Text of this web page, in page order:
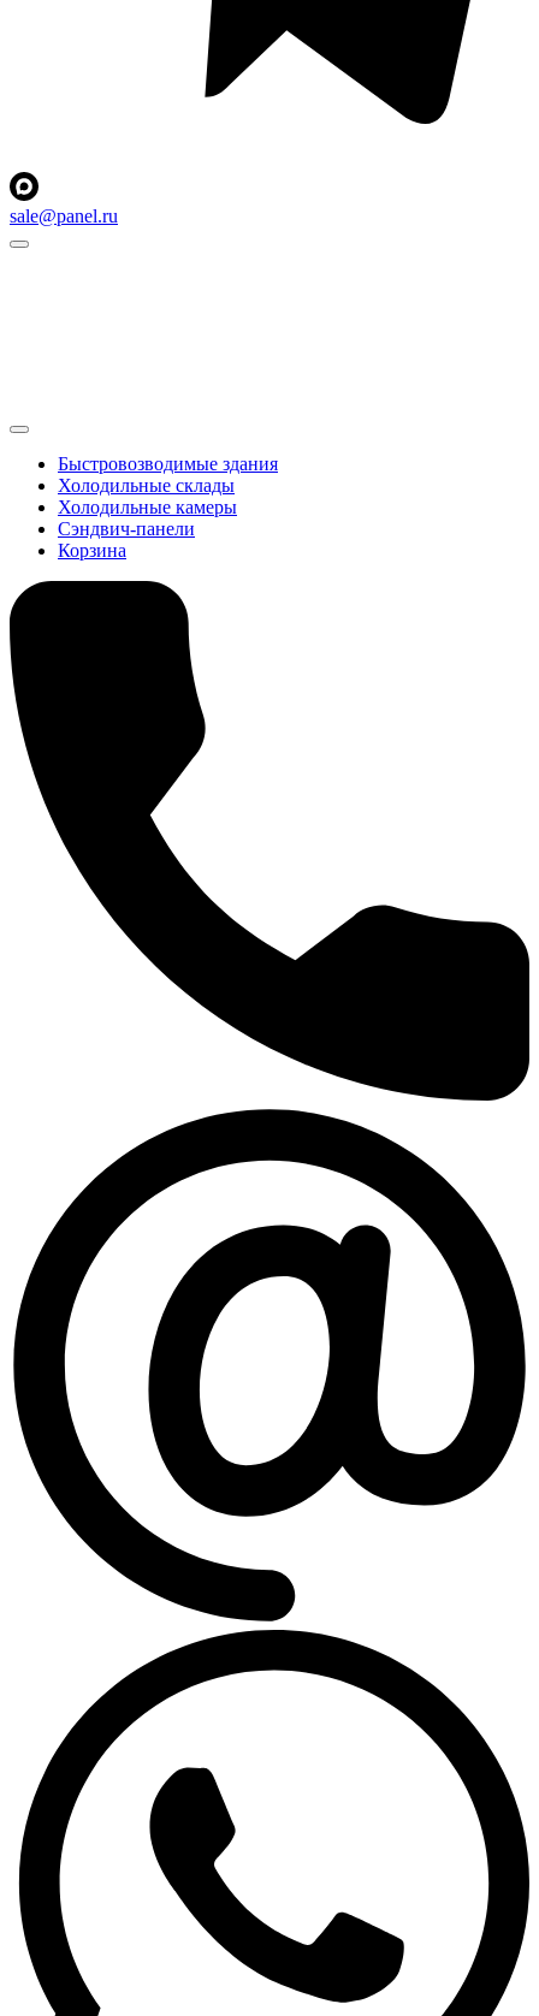
sale@panel.ru
Быстровозводимые здания
Холодильные склады
Холодильные камеры
Сэндвич-панели
Корзина